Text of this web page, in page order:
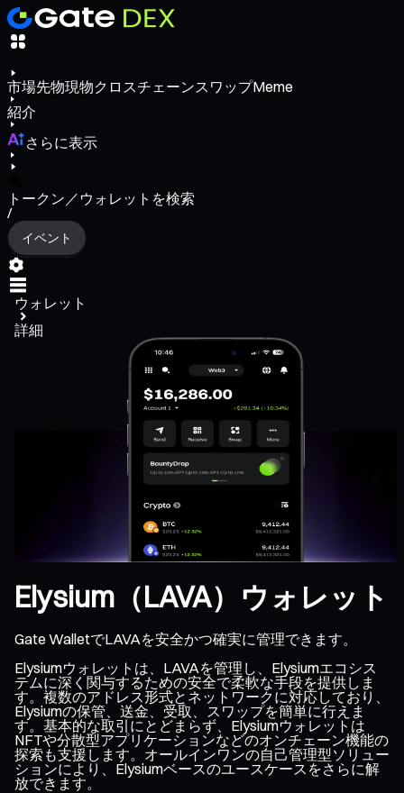
市場先物現物クロスチェーンスワップMeme
紹介
さらに表示
トークン／ウォレットを検索
/
イベント
ウォレット
詳細
Elysium（LAVA）ウォレット
Gate WalletでLAVAを安全かつ確実に管理できます。
Elysiumウォレットは、LAVAを管理し、Elysiumエコシス
テムに深く関与するための安全で柔軟な手段を提供しま
す。複数のアドレス形式とネットワークに対応しており、
Elysiumの保管、送金、受取、スワップを簡単に行えま
す。基本的な取引にとどまらず、Elysiumウォレットは
NFTや分散型アプリケーションなどのオンチェーン機能の
探索も支援します。オールインワンの自己管理型ソリュー
ションにより、Elysiumベースのユースケースをさらに解
放できます。